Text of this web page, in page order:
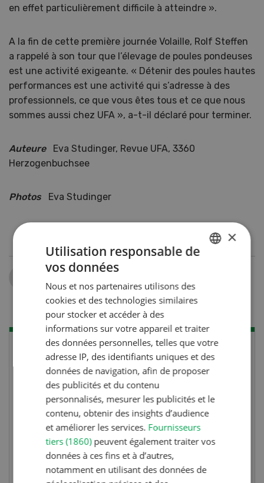
en effet particulièrement difficile à atteindre ».
A la fin de cette première journée Volaille, Rolf Steffen
a rappelé à son tour que l’élevage de poules pondeuses
est une activité exigeante. « Détenir des poules hautes
performances est une activité qui s’adresse à des
professionnels, ce que vous êtes tous et ce que nous
sommes aussi chez UFA », a-t-il déclaré pour terminer.
Auteure
Eva Studinger, Revue UFA, 3360
Herzogenbuchsee
Photos Eva Studinger
Partager
×
Utilisation responsable de
vos données
Nous et nos partenaires utilisons des
cookies et des technologies similaires
pour stocker et accéder à des
informations sur votre appareil et traiter
des données personnelles, telles que votre
adresse IP, des identifiants uniques et des
données de navigation, afin de proposer
des publicités et du contenu
personnalisés, mesurer les publicités et le
contenu, obtenir des insights d’audience
et améliorer les services. Fournisseurs
tiers (1860)peuvent également traiter vos
données à ces fins et à d’autres,
notamment en utilisant des données de